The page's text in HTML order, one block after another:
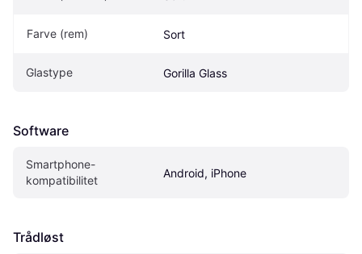
Farve (rem) Sort
Glastype Gorilla Glass
Software
Smartphone-
kompatibilitet
Android, iPhone
Trådløst